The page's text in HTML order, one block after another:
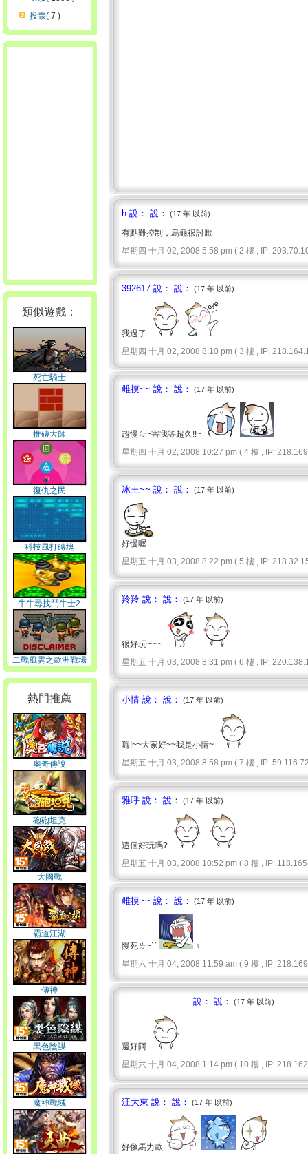
投票( 7 )
類似遊戲：
死亡騎士
推磚大師
復仇之民
科技風打磚塊
牛牛尋找鬥牛士2
二戰風雲之歐洲戰場
熱門推薦
奧奇傳說
砲砲坦克
大國戰
霸道江湖
傳神
黑色陰謀
魔神戰域
h 說： 說： (17 年 以前)
有點難控制，烏龜很討厭
星期四 十月 02, 2008 5:58 pm ( 2 樓 , IP:
392617 說： 說： (17 年 以前)
我過了
星期四 十月 02, 2008 8:10 pm ( 3 樓 , IP:
雌摸~~ 說： 說： (17 年 以前)
超慢ㄉ~害我等超久!!~
星期四 十月 02, 2008 10:27 pm ( 4 樓 , IP:
冰王~~ 說： 說： (17 年 以前)
好慢喔
星期五 十月 03, 2008 8:22 pm ( 5 樓 , IP:
羚羚 說： 說： (17 年 以前)
很好玩~~~
星期五 十月 03, 2008 8:31 pm ( 6 樓 , IP:
小情 說： 說： (17 年 以前)
嗨!~~大家好~~我是小情~
星期五 十月 03, 2008 8:58 pm ( 7 樓 , IP:
雅呼 說： 說： (17 年 以前)
這個好玩嗎?
星期五 十月 03, 2008 10:52 pm ( 8 樓 , IP:
雌摸~~ 說： 說： (17 年 以前)
慢死ㄌ~ˋˊ
♀
星期六 十月 04, 2008 11:59 am ( 9 樓 , IP:
......................... 說： 說： (17 年 以前)
還好阿
星期六 十月 04, 2008 1:14 pm ( 10 樓 , IP:
汪大東 說： 說： (17 年 以前)
好像馬力歐